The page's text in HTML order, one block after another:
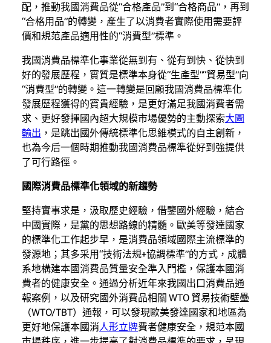
配，推動我國消費品從“合格產品”到“合格商品”，再到
“合格用品”的轉變，產生了以消費者實際使用需要評
價和規范產品適用性的“消費型”標準。
我國消費品標準化事業從無到有、從有到快、從快到
好的發展歷程，實質是標準本身從“生產型”“貿易型”向
“消費型”的轉變。這一轉變是回顧我國消費品標準化
發展歷程獲得的寶貴經驗，是更好滿足我國消費者需
求、更好發揮國內超大規模市場優勢的主動探索大圖
輸出 ，是跳出國外傳統標準化思維模式的自主創新，
也為今后一個時期推動我國消費品標準從好到強提供
了可行路徑。
國際消費品標準化領域的新趨勢
堅持實事求是，汲取歷史經驗，借鑒國外經驗，結合
中國實際，是黨的思想路線的精髓。歐美等發達國家
的標準化工作起步早，是消費品領域國際主流標準的
發源地；其多采用“技術法規+協調標準”的方式，成體
系地構建本國消費品質量安全準入門檻，保護本國消
費者的健康安全。通過分析近年來我國出口消費品通
報案例，以及研究國外消費品相關 WTO 貿易技術壁壘
（WTO/TBT）通報，可以發現歐美發達國家和地區為
更好地保護本國消人形立牌費者健康安全，規范本國